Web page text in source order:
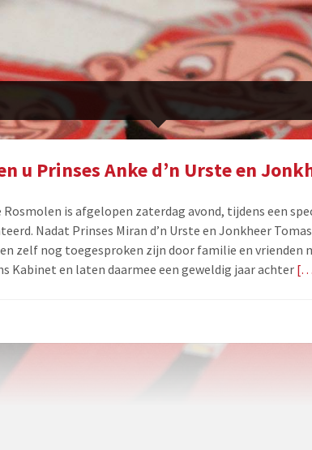
u Prinses Anke d’n Urste en
Rosmolen is afgelopen zaterdag avond, tijdens een
Nadat Prinses Miran d’n Urste en Jonkheer
zelf nog toegesproken zijn door familie en vrienden
Kabinet en laten daarmee een geweldig jaar achter